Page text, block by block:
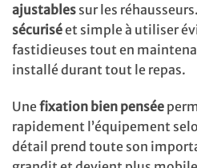
ajustables sur les
sécuriséet simple à utiliser
fastidieuses tout en
installé durant tout le repas.
Unefixation bien pensée
rapidement l’équipement
détail prend toute son